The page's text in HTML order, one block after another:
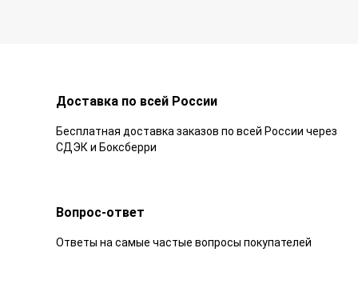
Доставка по всей России
Бесплатная доставка заказов по всей России через
СДЭК и Боксберри
Вопрос-ответ
Ответы на самые частые вопросы покупателей